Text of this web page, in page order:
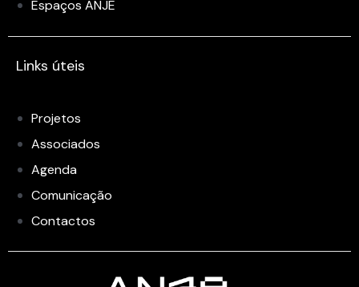
Espaços ANJE
Links úteis
Projetos
Associados
Agenda
Comunicação
Contactos